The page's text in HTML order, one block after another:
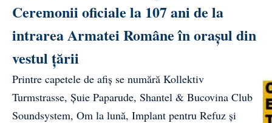
Ceremonii oficiale la 107 ani de la
intrarea Armatei Române în orașul din
vestul țării
Printre capetele de afiș se numără Kollektiv
Turmstrasse, Șuie Paparude, Shantel & Bucovina Club
Soundsystem, Om la lună, Implant pentru Refuz și